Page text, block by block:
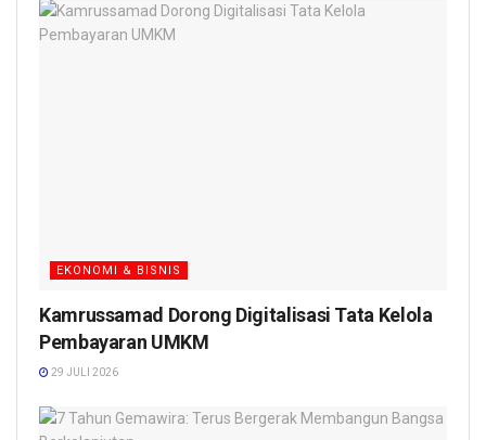
EKONOMI & BISNIS
Kamrussamad Dorong Digitalisasi Tata Kelola
Pembayaran UMKM
29 JULI 2026